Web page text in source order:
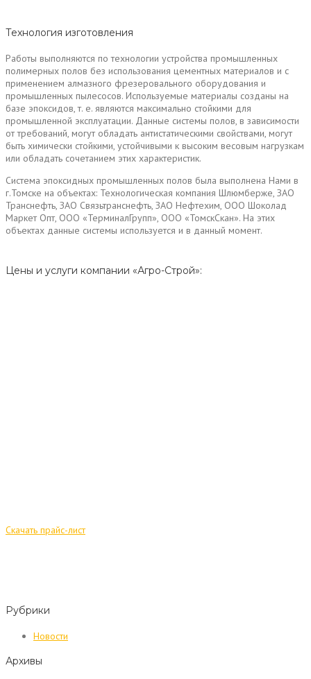
Технология изготовления
Работы выполняются по технологии устройства промышленных
полимерных полов без использования цементных материалов и с
применением алмазного фрезеровального оборудования и
промышленных пылесосов. Используемые материалы созданы на
базе эпоксидов, т. е. являются максимально стойкими для
промышленной эксплуатации. Данные системы полов, в зависимости
от требований, могут обладать антистатическими свойствами, могут
быть химически стойкими, устойчивыми к высоким весовым нагрузкам
или обладать сочетанием этих характеристик.
Система эпоксидных промышленных полов была выполнена Нами в
г.Томске на объектах: Технологическая компания Шлюмберже, ЗАО
Транснефть, ЗАО Связьтранснефть, ЗАО Нефтехим, ООО Шоколад
Маркет Опт, ООО «ТерминалГрупп», ООО «ТомскСкан». На этих
объектах данные системы используется и в данный момент.
Цены и услуги компании «Агро-Строй»:
Скачать прайс-лист
Рубрики
Новости
Архивы